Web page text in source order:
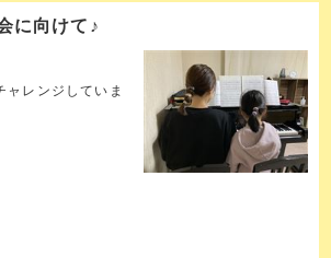
に向けて♪
ャレンジしていま